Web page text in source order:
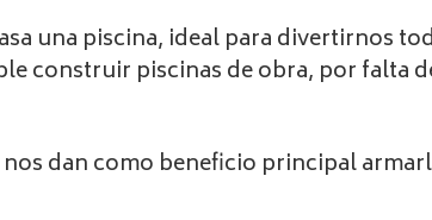
una piscina, ideal para divertirnos
construir piscinas de obra, por falta
dan como beneficio principal